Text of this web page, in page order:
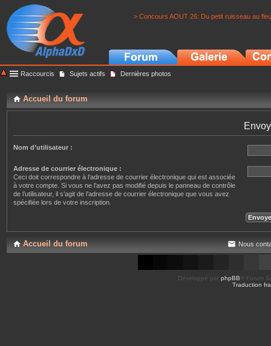
> Concours AOUT 26: Du petit ruisseau au
Raccourcis Sujets actifs Dernières photos
Accueil du forum
Nom d’utilisateur :
Adresse de courrier électronique :
Ceci doit correspondre à l’adresse de courrier électronique qui est associée
à votre compte. Si vous ne l’avez pas modifié depuis le panneau de contrôle
de l’utilisateur, il s’agit de l’adresse de courrier électronique que vous avez
spécifiée lors de votre inscription.
Accueil du forum Nous
Développé par phpBB ® Forum
Traduction